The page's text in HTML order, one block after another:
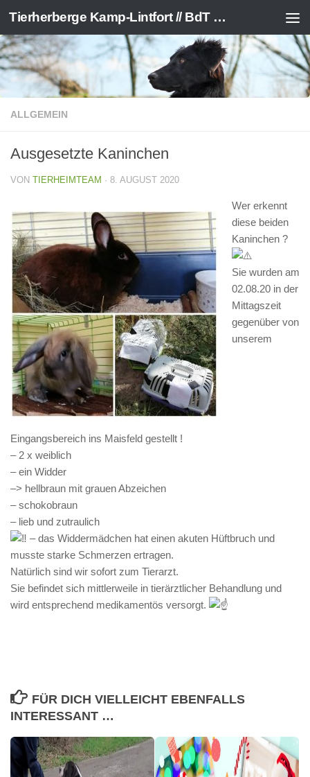
Zum Inhalt springen Tierherberge Kamp-Lintfort // BdT e.V.
ALLGEMEIN
Ausgesetzte Kaninchen
VON TIERHEIMTEAM · 8. AUGUST 2020
Wer erkennt
diese beiden
Kaninchen ?
Sie wurden am
02.08.20 in der
Mittagszeit
gegenüber von
unserem
Eingangsbereich ins Maisfeld gestellt !
– 2 x weiblich
– ein Widder
–> hellbraun mit grauen Abzeichen
– schokobraun
– lieb und zutraulich
– das Widdermädchen hat einen akuten Hüftbruch und
musste starke Schmerzen ertragen.
Natürlich sind wir sofort zum Tierarzt.
Sie befindet sich mittlerweile in tierärztlicher Behandlung und
wird entsprechend medikamentös versorgt.
FÜR DICH VIELLEICHT EBENFALLS
INTERESSANT …